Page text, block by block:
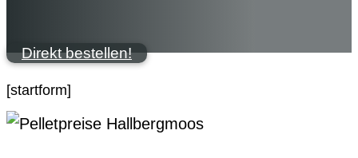
Direkt bestellen!
[startform]